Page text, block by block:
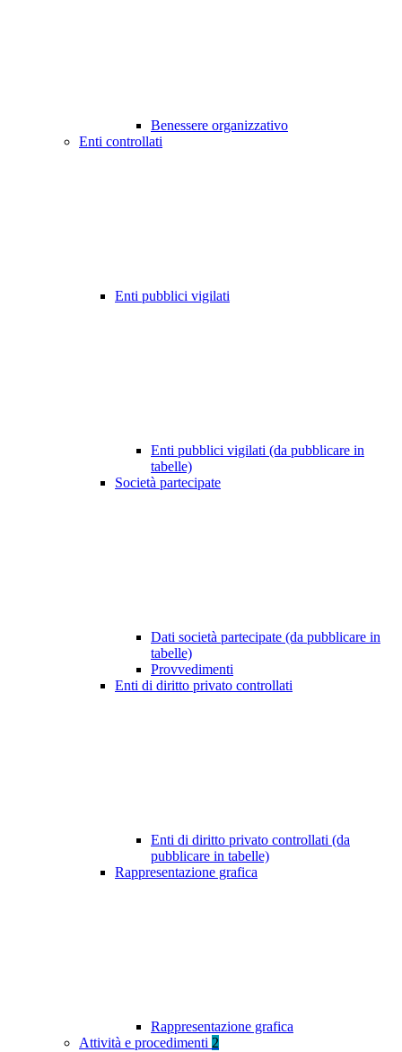
Benessere organizzativo
Enti controllati
Enti pubblici vigilati
Enti pubblici vigilati (da pubblicare in
tabelle)
Società partecipate
Dati società partecipate (da pubblicare in
tabelle)
Provvedimenti
Enti di diritto privato controllati
Enti di diritto privato controllati (da
pubblicare in tabelle)
Rappresentazione grafica
Rappresentazione grafica
Attività e procedimenti 2